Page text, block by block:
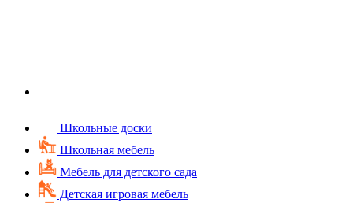
Школьные доски
Школьная мебель
Мебель для детского сада
Детская игровая мебель